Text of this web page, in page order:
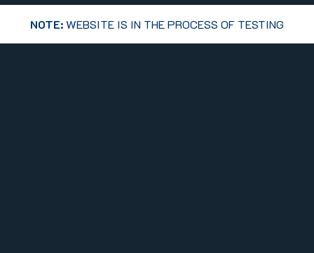
NOTE:WEBSITE IS IN THE PROCESS OF TESTING